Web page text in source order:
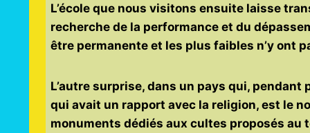
L’école que nous visitons ensuite laisse
recherche de la performance et du
être permanente et les plus faibles n’y ont
L’autre surprise, dans un pays qui, pendant
qui avait un rapport avec la religion, est le
monuments dédiés aux cultes proposés au